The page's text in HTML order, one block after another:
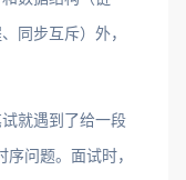
同步互斥）外，
就遇到了给一段
问题。面试时，